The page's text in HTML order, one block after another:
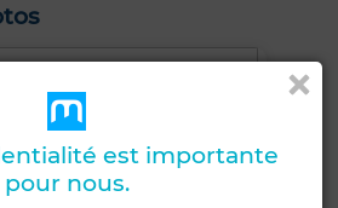
est importante
pour nous.